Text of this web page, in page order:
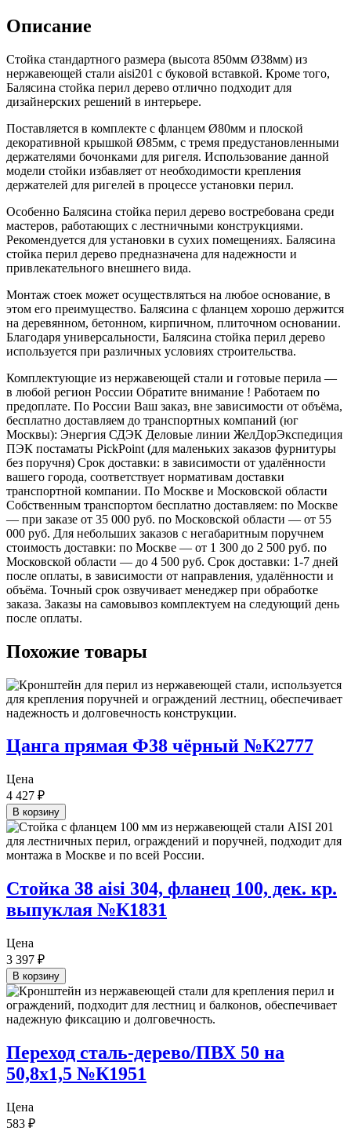
Описание
Стойка стандартного размера (высота 850мм Ø38мм) из
нержавеющей стали aisi201 с буковой вставкой. Кроме того,
Балясина стойка перил дерево отлично подходит для
дизайнерских решений в интерьере.
Поставляется в комплекте с фланцем Ø80мм и плоской
декоративной крышкой Ø85мм, с тремя предустановленными
держателями бочонками для ригеля. Использование данной
модели стойки избавляет от необходимости крепления
держателей для ригелей в процессе установки перил.
Особенно Балясина стойка перил дерево востребована среди
мастеров, работающих с лестничными конструкциями.
Рекомендуется для установки в сухих помещениях. Балясина
стойка перил дерево предназначена для надежности и
привлекательного внешнего вида.
Монтаж стоек может осуществляться на любое основание, в
этом его преимущество. Балясина с фланцем хорошо держится
на деревянном, бетонном, кирпичном, плиточном основании.
Благодаря универсальности, Балясина стойка перил дерево
используется при различных условиях строительства.
Комплектующие из нержавеющей стали и готовые перила —
в любой регион России Обратите внимание ! Работаем по
предоплате. По России Ваш заказ, вне зависимости от объёма,
бесплатно доставляем до транспортных компаний (юг
Москвы): Энергия СДЭК Деловые линии ЖелДорЭкспедиция
ПЭК постаматы PickPoint (для маленьких заказов фурнитуры
без поручня) Срок доставки: в зависимости от удалённости
вашего города, соответствует нормативам доставки
транспортной компании. По Москве и Московской области
Собственным транспортом бесплатно доставляем: по Москве
— при заказе от 35 000 руб. по Московской области — от 55
000 руб. Для небольших заказов с негабаритным поручнем
стоимость доставки: по Москве — от 1 300 до 2 500 руб. по
Московской области — до 4 500 руб. Срок доставки: 1-7 дней
после оплаты, в зависимости от направления, удалённости и
объёма. Точный срок озвучивает менеджер при обработке
заказа. Заказы на самовывоз комплектуем на следующий день
после оплаты.
Похожие товары
Цанга прямая Ф38 чёрный №К2777
Цена
4 427 ₽
В корзину
Стойка 38 aisi 304, фланец 100, дек. кр.
выпуклая №К1831
Цена
3 397 ₽
В корзину
Переход сталь-дерево/ПВХ 50 на
50,8х1,5 №К1951
Цена
583 ₽